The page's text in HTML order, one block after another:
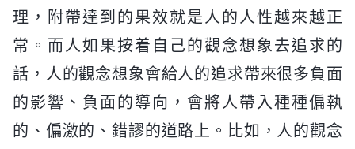
理，附帶達到的果效就是人的人性越來越正
常。而人如果按着自己的觀念想象去追求的
話，人的觀念想象會給人的追求帶來很多負面
的影響、負面的導向，會將人帶入種種偏執
的、偏激的、錯謬的道路上。比如，人的觀念